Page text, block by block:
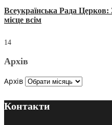
Всеукраїнська Рада Церков:
місце всім
14
Архів
Архів
Контакти